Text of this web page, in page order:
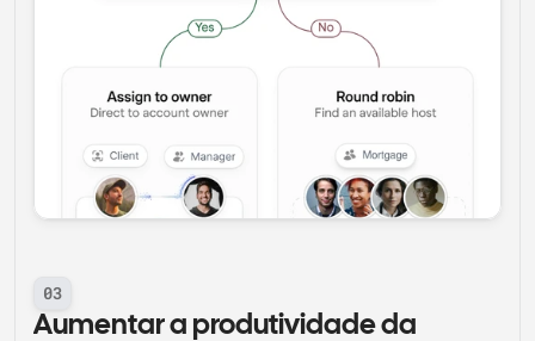
03
Aumentar a produtividade da